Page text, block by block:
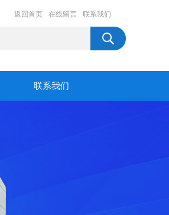
返回首页 在线留言 联系我们
联系我们